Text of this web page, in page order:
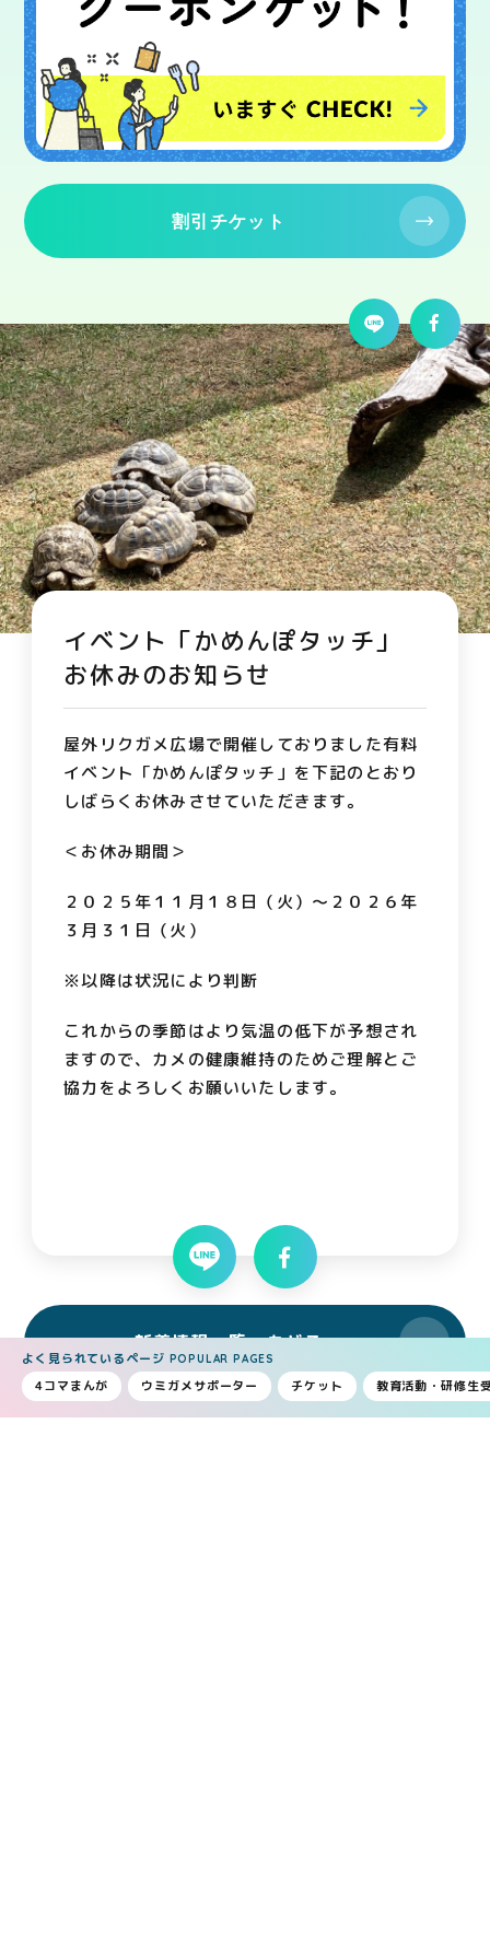
よく見られているページ POPULAR PAGES
4コマまんが ウミガメサポーター チケット 教育活動・研修生
割引チケット
イベント「かめんぽタッチ」
お休みのお知らせ
屋外リクガメ広場で開催しておりました有料
イベント「かめんぽタッチ」を下記のとおり
しばらくお休みさせていただきます。
＜お休み期間＞
２０２５年１１月１８日（火）～２０２６年
３月３１日（火）
※以降は状況により判断
これからの季節はより気温の低下が予想され
ますので、カメの健康維持のためご理解とご
協力をよろしくお願いいたします。
新着情報一覧へもどる